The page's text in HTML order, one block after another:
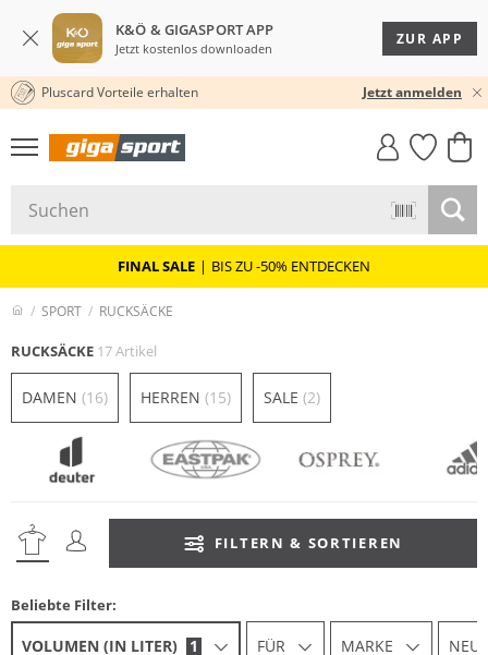
K&Ö & GIGASPORT APP
Jetzt kostenlos downloaden
ZUR APP
30 TAGE RÜCKGABERECHT
Pluscard Vorteile erhalten Jetzt anmelden
GIGASTYLE
FAHRRAD­
MUST-HAVE
FINAL SALE | BIS ZU -50% ENTDECKEN
SPORT RUCKSÄCKE
RUCKSÄCKE 17 Artikel
DAMEN (16) HERREN (15) SALE (2)
FILTERN & SORTIEREN
Beliebte Filter:
VOLUMEN (IN LITER) 1 FÜR MARKE NEU